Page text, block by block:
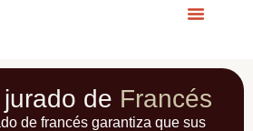
de Francés
de francés garantiza que sus